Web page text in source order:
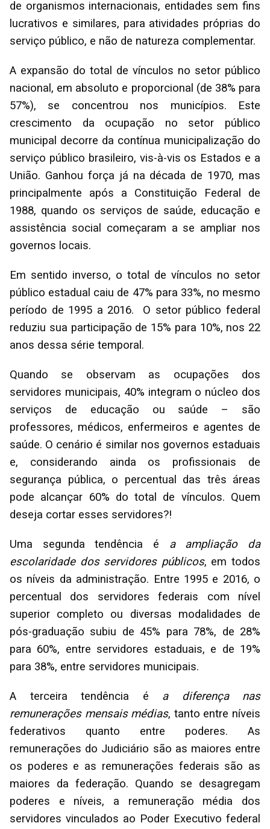
de organismos internacionais, entidades sem fins
lucrativos e similares, para atividades próprias do
serviço público, e não de natureza complementar.
A expansão do total de vínculos no setor público
nacional, em absoluto e proporcional (de 38% para
57%), se concentrou nos municípios. Este
crescimento da ocupação no setor público
municipal decorre da contínua municipalização do
serviço público brasileiro, vis-à-vis os Estados e a
União. Ganhou força já na década de 1970, mas
principalmente após a Constituição Federal de
1988, quando os serviços de saúde, educação e
assistência social começaram a se ampliar nos
governos locais.
Em sentido inverso, o total de vínculos no setor
público estadual caiu de 47% para 33%, no mesmo
período de 1995 a 2016. O setor público federal
reduziu sua participação de 15% para 10%, nos 22
anos dessa série temporal.
Quando se observam as ocupações dos
servidores municipais, 40% integram o núcleo dos
serviços de educação ou saúde – são
professores, médicos, enfermeiros e agentes de
saúde. O cenário é similar nos governos estaduais
e, considerando ainda os profissionais de
segurança pública, o percentual das três áreas
pode alcançar 60% do total de vínculos. Quem
deseja cortar esses servidores?!
Uma segunda tendência é a ampliação da
escolaridade dos servidores públicos, em todos
os níveis da administração. Entre 1995 e 2016, o
percentual dos servidores federais com nível
superior completo ou diversas modalidades de
pós-graduação subiu de 45% para 78%, de 28%
para 60%, entre servidores estaduais, e de 19%
para 38%, entre servidores municipais.
A terceira tendência é a diferença nas
remunerações mensais médias, tanto entre níveis
federativos quanto entre poderes. As
remunerações do Judiciário são as maiores entre
os poderes e as remunerações federais são as
maiores da federação. Quando se desagregam
poderes e níveis, a remuneração média dos
servidores vinculados ao Poder Executivo federal